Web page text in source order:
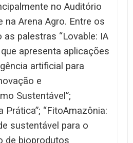
no Auditório
na Arena Agro. Entre os
palestras “Lovable: IA
apresenta aplicações
artificial para
e
Sustentável”;
Prática”; “FitoAmazônia:
sustentável para o
de bioprodutos